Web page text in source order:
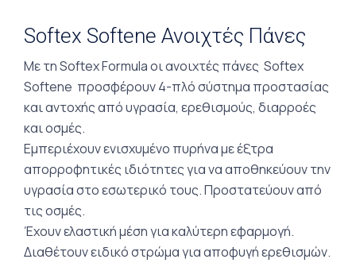
Softex Softene Ανοιχτές Πάνες
Με τηSoftex Formulaοι ανοιχτές πάνες Softex
Softene προσφέρουν 4-πλό σύστημα προστασίας
και αντοχής από υγρασία, ερεθισμούς, διαρροές
και οσμές.
Εμπεριέχουν ενισχυμένο πυρήνα με έξτρα
απορροφητικές ιδιότητες για να αποθηκεύουν την
υγρασία στο εσωτερικό τους. Προστατεύουν από
τις οσμές.
Έχουν ελαστική μέση για καλύτερη εφαρμογή.
Διαθέτουν ειδικό στρώμα για αποφυγή ερεθισμών.